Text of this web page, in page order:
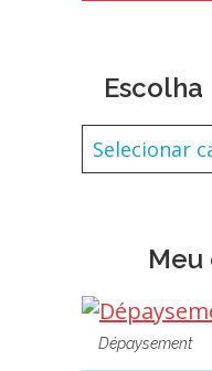
Dépaysement